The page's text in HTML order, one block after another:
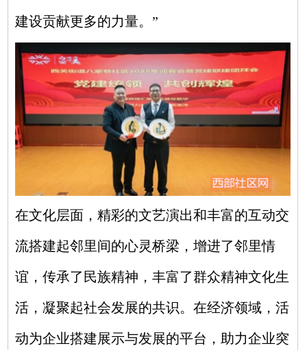
建设贡献更多的力量。”
在文化层面，精彩的文艺演出和丰富的互动交
流搭建起邻里间的心灵桥梁，增进了邻里情
谊，传承了民族精神，丰富了群众精神文化生
活，凝聚起社会发展的共识。在经济领域，活
动为企业搭建展示与发展的平台，助力企业突